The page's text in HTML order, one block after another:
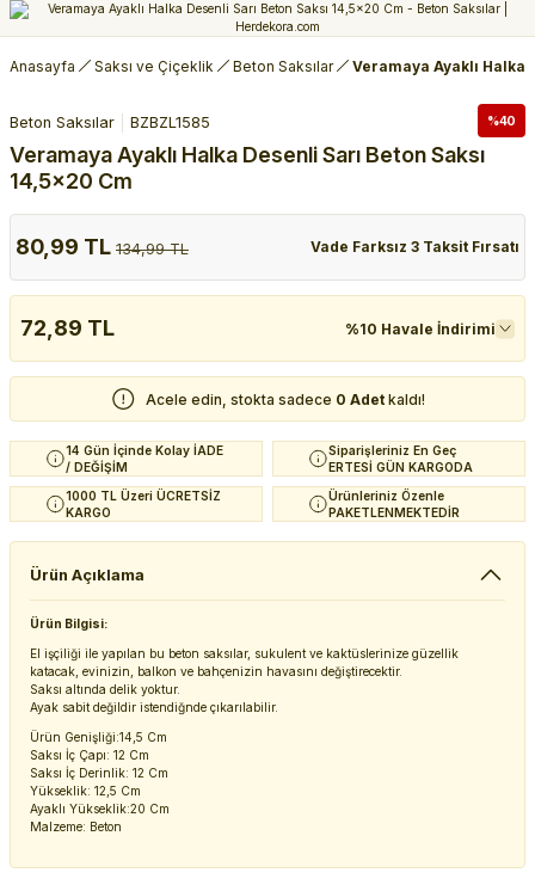
Anasayfa Saksı ve Çiçeklik Beton Saksılar Veramaya Ayaklı Halka
%40
Beton Saksılar BZBZL1585
Veramaya Ayaklı Halka Desenli Sarı Beton Saksı
14,5x20 Cm
80,99 TL 134,99 TL Vade Farksız 3 Taksit Fırsatı
72,89 TL %10 Havale İndirimi
Acele edin, stokta sadece 0 Adet kaldı!
14 Gün İçinde Kolay İADE
/ DEĞİŞİM
Siparişleriniz En Geç
ERTESİ GÜN KARGODA
1000 TL Üzeri ÜCRETSİZ
KARGO
Ürünleriniz Özenle
PAKETLENMEKTEDİR
Ürün Açıklama
Ürün Bilgisi:
El işçiliği ile yapılan bu beton saksılar, sukulent ve kaktüslerinize güzellik
katacak, evinizin, balkon ve bahçenizin havasını değiştirecektir.
Saksı altında delik yoktur.
Ayak sabit değildir istendiğnde çıkarılabilir.
Ürün Genişliği:14,5 Cm
Saksı İç Çapı: 12 Cm
Saksı İç Derinlik: 12 Cm
Yükseklik: 12,5 Cm
Ayaklı Yükseklik:20 Cm
Malzeme: Beton